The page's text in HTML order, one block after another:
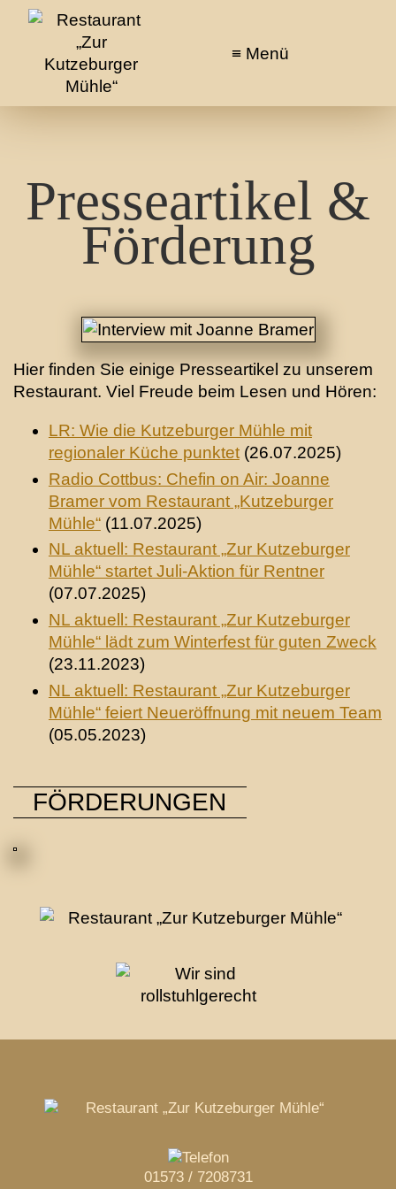
Menü
Das Restaurant
Presse
Kontakt
Presseartikel &
Förderung
Hier finden Sie einige Presseartikel zu unserem
Restaurant. Viel Freude beim Lesen und Hören:
LR: Wie die Kutzeburger Mühle mit
regionaler Küche punktet(26.07.2025)
Radio Cottbus: Chefin on Air: Joanne
Bramer vom Restaurant „Kutzeburger
Mühle“(11.07.2025)
NL aktuell: Restaurant „Zur Kutzeburger
Mühle“ startet Juli-Aktion für Rentner
(07.07.2025)
NL aktuell: Restaurant „Zur Kutzeburger
Mühle“ lädt zum Winterfest für guten Zweck
(23.11.2023)
NL aktuell: Restaurant „Zur Kutzeburger
Mühle“ feiert Neueröffnung mit neuem Team
(05.05.2023)
FÖRDERUNGEN
01573 / 7208731